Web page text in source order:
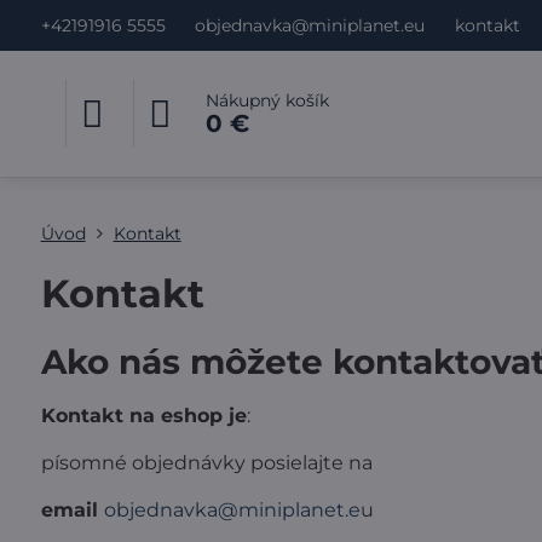
+42191916 5555 objednavka@miniplanet.eu kontakt
Nákupný košík
0 €
Úvod Kontakt
Kontakt
Ako nás môžete
Kontakt na eshop je:
písomné objednávky posielajte na
email objednavka@miniplanet.eu